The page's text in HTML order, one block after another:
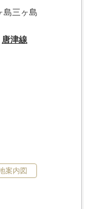
島三ヶ島
唐津線
案内図